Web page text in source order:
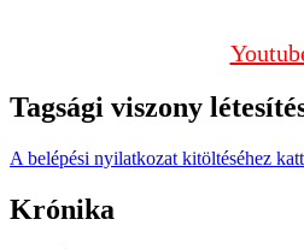
Tagsági viszony
A belépési nyilatkozat kitöltéséhez
Krónika